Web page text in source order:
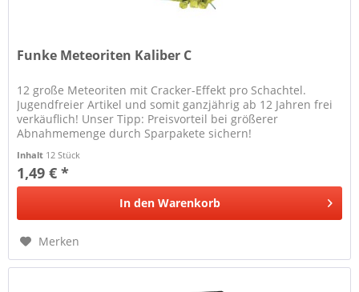
Funke Meteoriten Kaliber C
12 große Meteoriten mit Cracker-Effekt pro Schachtel.
Jugendfreier Artikel und somit ganzjährig ab 12 Jahren frei
verkäuflich! Unser Tipp: Preisvorteil bei größerer
Abnahmemenge durch Sparpakete sichern!
Inhalt 12 Stück
1,49 € *
In den Warenkorb
Merken